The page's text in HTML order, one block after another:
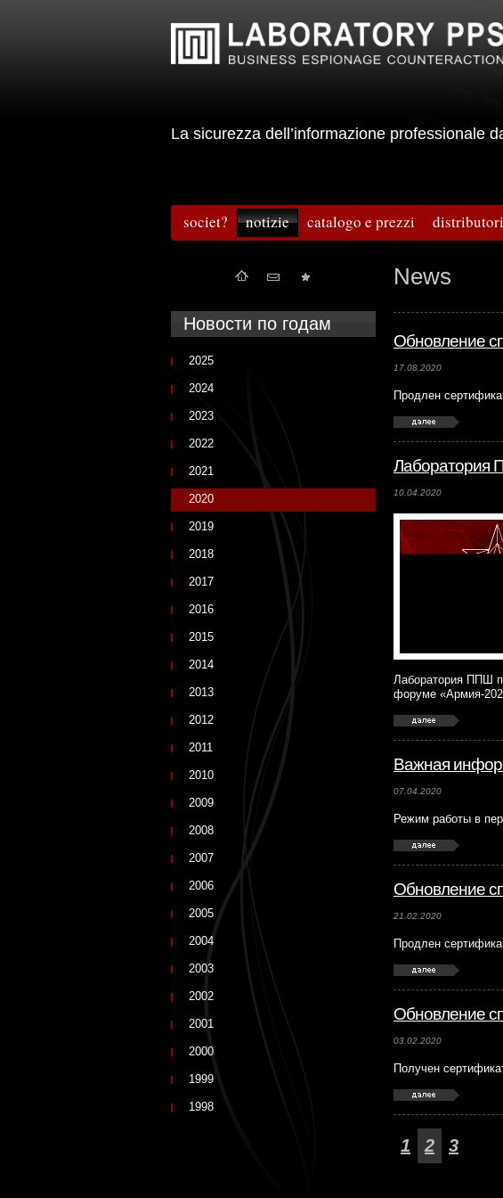
La sicurezza dell’informazione
societ? notizie catalogo e prezzi distributori
News
Обновление
17.08.2020
Продлен
Лаборатория
10.04.2020
Лаборатория ППШ
форуме «Армия-
Важная
07.04.2020
Режим работы в
Обновление
21.02.2020
Продлен
Обновление
03.02.2020
Получен
1 2 3
Новости по годам
2025
2024
2023
2022
2021
2020
2019
2018
2017
2016
2015
2014
2013
2012
2011
2010
2009
2008
2007
2006
2005
2004
2003
2002
2001
2000
1999
1998